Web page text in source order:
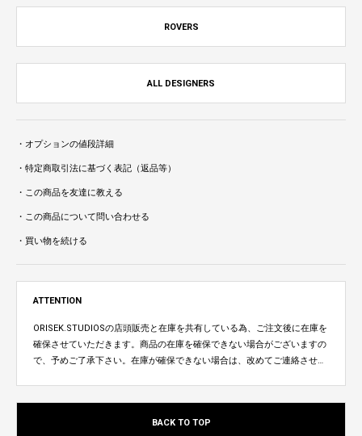
ROVERS
ALL DESIGNERS
・オプションの値段詳細
・特定商取引法に基づく表記（返品等）
・この商品を友達に教える
・この商品について問い合わせる
・買い物を続ける
ATTENTION
ORISEK.STUDIOSの店頭販売と在庫を共有している為、ご注文後に在庫を
確保させていただきます。商品の在庫を確保できない場合がございますの
で、予めご了承下さい。在庫が確保できない場合は、改めてご連絡させて
BACK TO TOP